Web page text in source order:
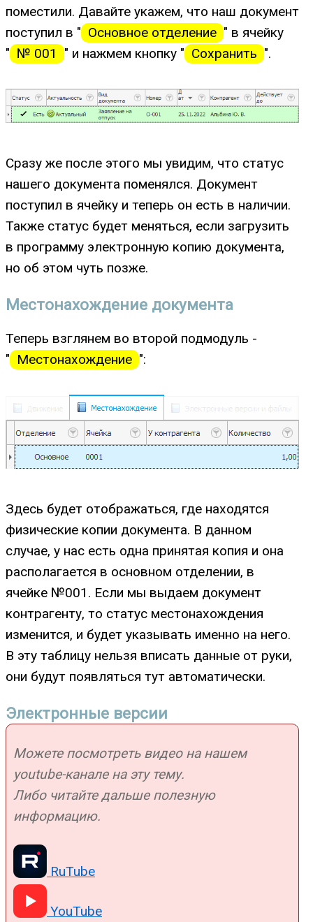
поместили. Давайте укажем, что наш документ
поступил в " Основное отделение " в ячейку
" № 001 " и нажмем кнопку " Сохранить ".
Сразу же после этого мы увидим, что статус
нашего документа поменялся. Документ
поступил в ячейку и теперь он есть в наличии.
Также статус будет меняться, если загрузить
в программу электронную копию документа,
но об этом чуть позже.
Местонахождение документа
Теперь взглянем во второй подмодуль -
" Местонахождение ":
Здесь будет отображаться, где находятся
физические копии документа. В данном
случае, у нас есть одна принятая копия и она
располагается в основном отделении, в
ячейке №001. Если мы выдаем документ
контрагенту, то статус местонахождения
изменится, и будет указывать именно на него.
В эту таблицу нельзя вписать данные от руки,
они будут появляться тут автоматически.
Электронные версии
Можете посмотреть видео на нашем
youtube-канале на эту тему.
Либо читайте дальше полезную
информацию.
RuTube
YouTube